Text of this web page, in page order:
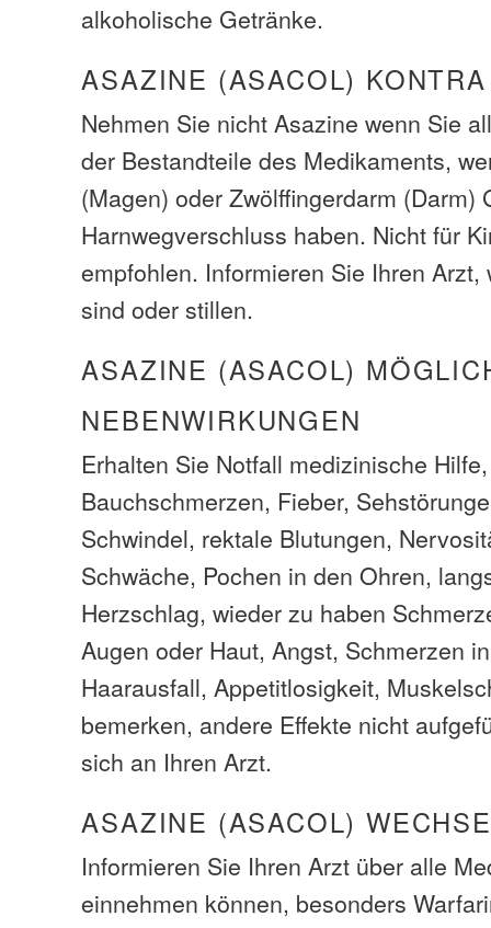
alkoholische Getränke.
ASAZINE (ASACOL) KONTRA
Nehmen Sie nicht Asazine wenn Sie
der Bestandteile des Medikaments,
(Magen) oder Zwölffingerdarm (Darm)
Harnwegverschluss haben. Nicht für
empfohlen. Informieren Sie Ihren
sind oder stillen.
ASAZINE (ASACOL)
NEBENWIRKUNGEN
Erhalten Sie Notfall medizinische
Bauchschmerzen, Fieber,
Schwindel, rektale Blutungen,
Schwäche, Pochen in den Ohren,
Herzschlag, wieder zu haben
Augen oder Haut, Angst, Schmerzen
Haarausfall, Appetitlosigkeit,
bemerken, andere Effekte nicht
sich an Ihren Arzt.
ASAZINE (ASACOL)
Informieren Sie Ihren Arzt über alle
einnehmen können, besonders